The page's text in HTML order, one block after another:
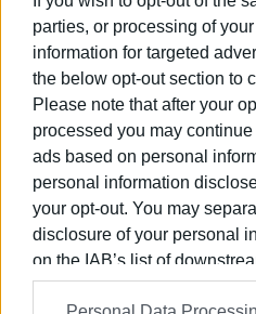
parties, or processing of
information for targeted
the below opt-out section to
Please note that after your
processed you may
ads based on personal
personal information
your opt-out. You may
disclosure of your personal
on the IAB’s list of
information may also be
e-banking, στοιχεία καρτών
ηλεκτρονικού
δήθεν ατυχημάτων συγγενών
επικοινωνούν οι ίδιοι με τα
επιβεβαίωση.
Παράλληλα, η Γενική
Διεύθυνση Ιονίων Νήσων
κοινωνικές δομές να
ηλικιωμένους για τις
περίπτωση απόπειρας ή
πολίτες καλούνται να